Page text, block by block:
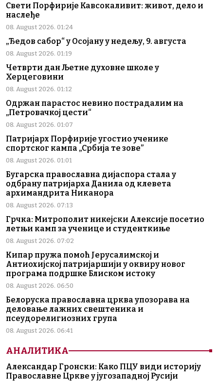
Свети Порфирије Кавсокаливит: живот, дело и
наслеђе
08. August 2026. 01:24
„Ђедов сабор“ у Осојану у недељу, 9. августа
08. August 2026. 01:19
Четврти дан Љетне духовне школе у
Херцеговини
08. August 2026. 01:12
Одржан парастос невино пострадалим на
„Петровачкој цести“
08. August 2026. 01:07
Патријарх Порфирије угостио ученике
спортског кампа „Србија те зове”
08. August 2026. 01:01
Бугарска православна дијаспора стала у
одбрану патријарха Данила од клевета
архимандрита Никанора
08. August 2026. 07:13
Грчка: Митрополит никејски Алексије посетио
летњи камп за ученице и студенткиње
08. August 2026. 07:02
Кипар пружа помоћ Јерусалимској и
Антиохијској патријаршији у оквиру новог
програма подршке Блиском истоку
08. August 2026. 06:50
Белоруска православна црква упозорава на
деловање лажних свештеника и
псеудорелигиозних група
08. August 2026. 06:41
АНАЛИТИКА
Александар Гронски: Како ПЦУ види историју
Православне Цркве у југозападној Русији